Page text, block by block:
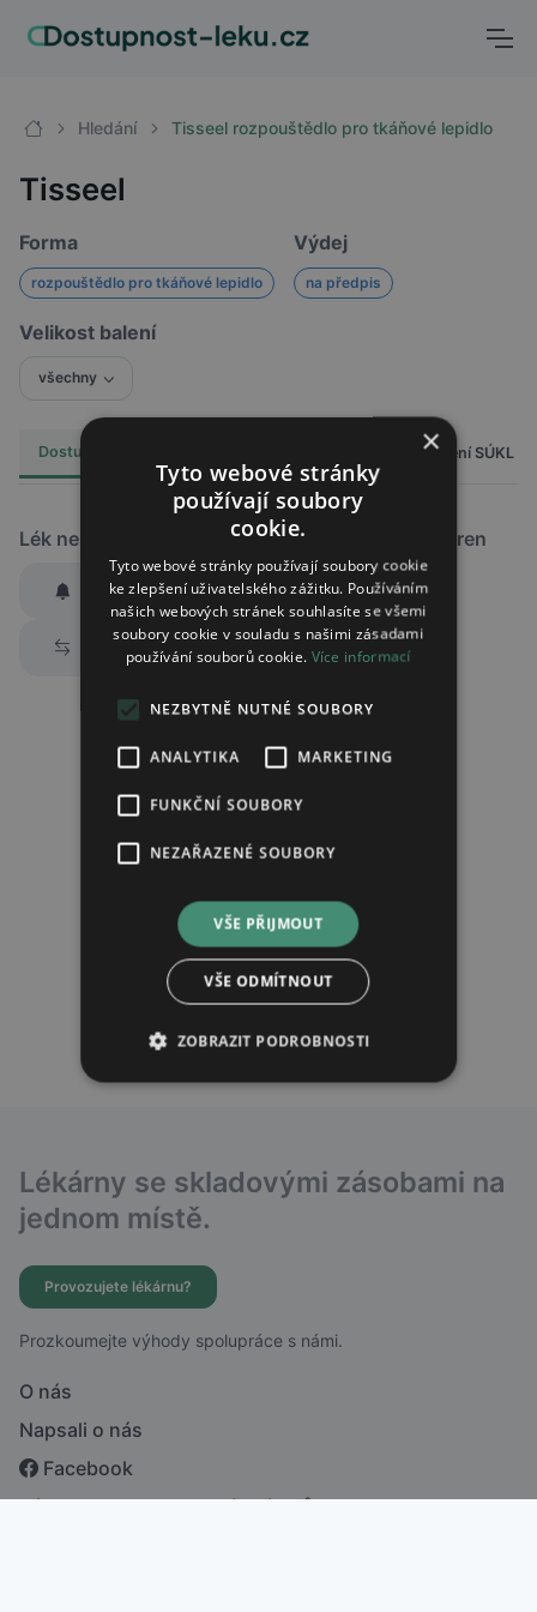
Hledání Tisseel rozpouštědlo pro tkáňové lepidlo
Tisseel
Forma
rozpouštědlo pro tkáňové lepidlo
Výdej
na předpis
Velikost balení
všechny
Dostupnost Hlášení SÚKL
Lék není dostupný v žádné ze sledovaných lékáren
Hlídat dostupnost
Zaslat jednorázově emailem informaci o naskladnění
Praha
lepidlo
hlídat náhrady léku (alternativy)
Chci dostávatslevové nabídky a novinky
Seznámil/a jsem se se zásadami zpracování osobních údajů
Prozkoumat alternativy
Lékárny se skladovými zásobami na
jednom místě.
Provozujete lékárnu?
Prozkoumejte výhody spolupráce s námi.
O nás
Napsali o nás
Facebook
Zásady ochrany osobních údajů
×
Tyto webové stránky
používají soubory
cookie.
Tyto webové stránky používají soubory cookie
ke zlepšení uživatelského zážitku. Používáním
našich webových stránek souhlasíte se všemi
soubory cookie v souladu s našimi zásadami
používání souborů cookie. Více informací
NEZBYTNĚ NUTNÉ SOUBORY
ANALYTIKA MARKETING
FUNKČNÍ SOUBORY
NEZAŘAZENÉ SOUBORY
VŠE PŘIJMOUT
VŠE ODMÍTNOUT
ZOBRAZIT PODROBNOSTI